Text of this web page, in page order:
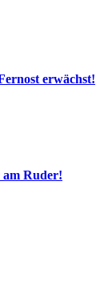
erwächst!
Ruder!